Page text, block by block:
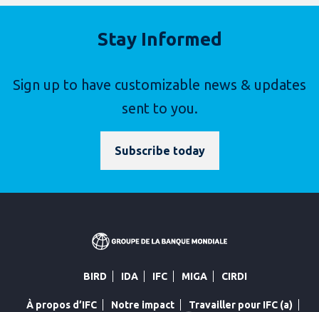
Stay Informed
Sign up to have customizable news & updates
sent to you.
Subscribe today
BIRD IDA IFC MIGA CIRDI
À propos d’IFC Notre impact
Travailler pour IFC (a)